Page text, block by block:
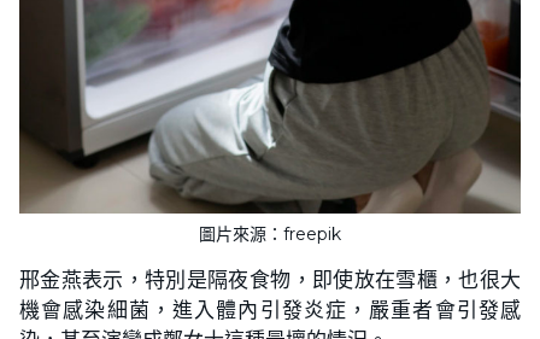
圖片來源：freepik
邢金燕表示，特別是隔夜食物，即使放在雪櫃，也很大
機會感染細菌，進入體內引發炎症，嚴重者會引發感